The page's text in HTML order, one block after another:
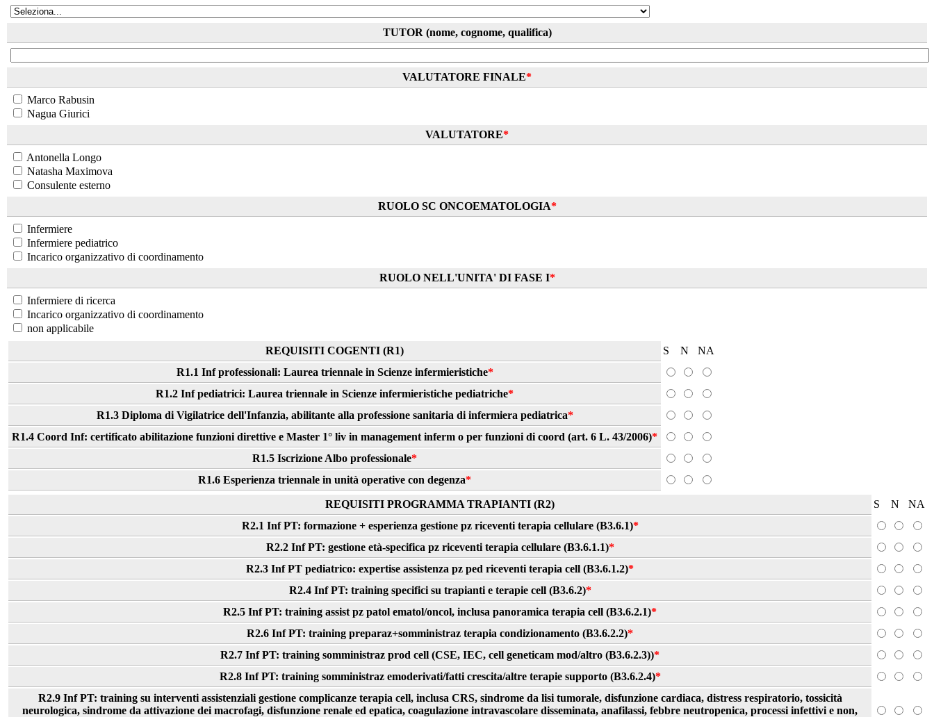
TUTOR (nome, cognome, qualifica)
VALUTATORE FINALE*
Marco Rabusin
Nagua Giurici
VALUTATORE*
Antonella Longo
Natasha Maximova
Consulente esterno
RUOLO SC ONCOEMATOLOGIA*
Infermiere
Infermiere pediatrico
Incarico organizzativo di coordinamento
RUOLO NELL'UNITA' DI FASE I*
Infermiere di ricerca
Incarico organizzativo di coordinamento
non applicabile
REQUISITI COGENTI (R1)
S N
NA
R1.1 Inf professionali: Laurea triennale in Scienze infermieristiche*
R1.2 Inf pediatrici: Laurea triennale in Scienze infermieristiche pediatriche*
R1.3 Diploma di Vigilatrice dell'Infanzia, abilitante alla professione sanitaria di infermiera pediatrica*
R1.4 Coord Inf: certificato abilitazione funzioni direttive e Master 1° liv in management inferm o per funzioni di coord (art. 6 L. 43/2006)*
R1.5 Iscrizione Albo professionale*
R1.6 Esperienza triennale in unità operative con degenza*
REQUISITI PROGRAMMA TRAPIANTI (R2) S N
NA
R2.1 Inf PT: formazione + esperienza gestione pz riceventi terapia cellulare (B3.6.1)*
R2.2 Inf PT: gestione età-specifica pz riceventi terapia cellulare (B3.6.1.1)*
R2.3 Inf PT pediatrico: expertise assistenza pz ped riceventi terapia cell (B3.6.1.2)*
R2.4 Inf PT: training specifici su trapianti e terapie cell (B3.6.2)*
R2.5 Inf PT: training assist pz patol ematol/oncol, inclusa panoramica terapia cell (B3.6.2.1)*
R2.6 Inf PT: training preparaz+somministraz terapia condizionamento (B3.6.2.2)*
R2.7 Inf PT: training somministraz prod cell (CSE, IEC, cell geneticam mod/altro (B3.6.2.3))*
R2.8 Inf PT: training somministraz emoderivati/fatti crescita/altre terapie supporto (B3.6.2.4)*
R2.9 Inf PT: training su interventi assistenziali gestione complicanze terapia cell, inclusa CRS, sindrome da lisi tumorale, disfunzione cardiaca, distress respiratorio, tossicità
neurologica, sindrome da attivazione dei macrofagi, disfunzione renale ed epatica, coagulazione intravascolare disseminata, anafilassi, febbre neutropenica, processi infettivi e non,